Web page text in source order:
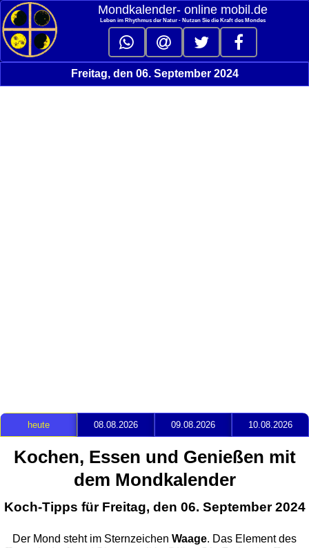
Mondkalender‑ online mobil.de
Leben im Rhythmus der Natur - Nutzen Sie die Kraft des Mondes
Freitag, den 06. September 2024
heute 08.08.2026 09.08.2026 10.08.2026
Kochen, Essen und Genießen mit
dem Mondkalender
Koch-Tipps für Freitag, den 06. September 2024
Der Mond steht im Sternzeichen Waage. Das Element des